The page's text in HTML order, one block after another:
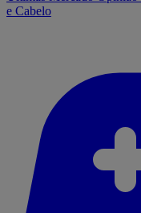
e Cabelo